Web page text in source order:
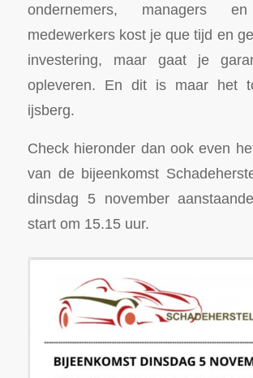
ondernemers, managers
medewerkers kost je que tijd en
investering, maar gaat je
opleveren. En dit is maar het
ijsberg.
Check hieronder dan ook even
van de bijeenkomst
dinsdag 5 november
start om 15.15 uur.